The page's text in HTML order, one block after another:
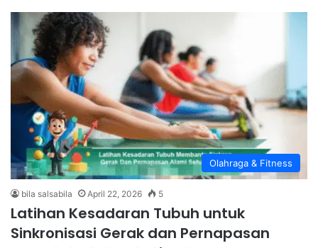
Olahraga & Fitness
bila salsabila April 22, 2026 5
Latihan Kesadaran Tubuh untuk
Sinkronisasi Gerak dan Pernapasan